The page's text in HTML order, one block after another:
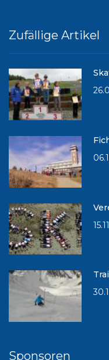
Zufällige Artikel
Sponsoren